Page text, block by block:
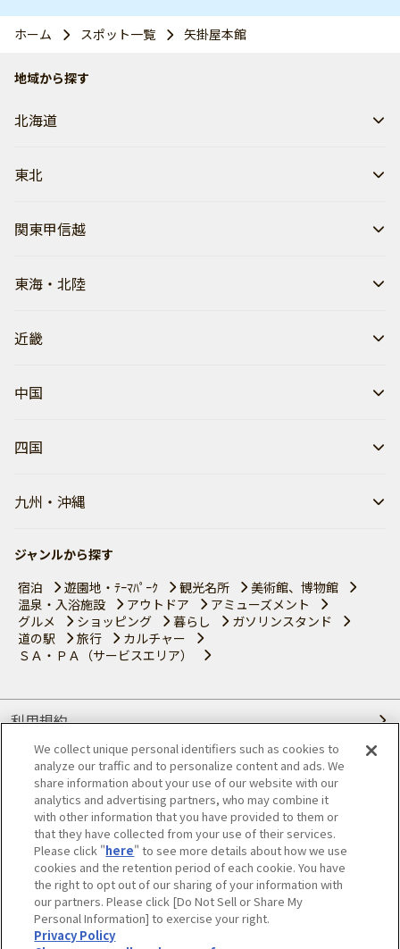
ホーム スポット一覧 矢掛屋本館
地域から探す
北海道
東北
関東甲信越
東海・北陸
近畿
中国
四国
九州・沖縄
ジャンルから探す
宿泊
遊園地・ﾃｰﾏﾊﾟｰｸ 観光名所
美術館、博物館
温泉・入浴施設
アウトドア
アミューズメント
グルメ
ショッピング 暮らし
ガソリンスタンド
道の駅
旅行
カルチャー
ＳＡ・ＰＡ（サービスエリア）
利用規約
個人情報の取り扱いについて
会員優待サービスの提携をご検討の方へ
JAFホームページ
© JAPAN AUTOMOBILE FEDERATION. All rights reserved.
We collect unique personal identifiers such as cookies to
analyze our traffic and to personalize content and ads. We
share information about your use of our website with our
analytics and advertising partners, who may combine it
with other information that you have provided to them or
that they have collected from your use of their services.
Please click "here" to see more details about how we use
cookies and the retention period of each cookie. You have
the right to opt out of our sharing of your information with
our partners. Please click [Do Not Sell or Share My
Personal Information] to exercise your right.
Privacy Policy